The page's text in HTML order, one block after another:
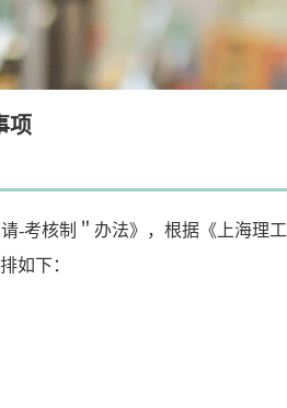
项
-考核制＂办法》，根据《上海理工
如下：